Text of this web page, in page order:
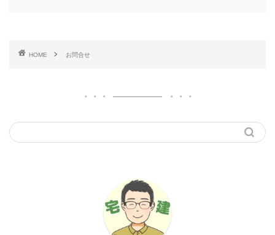
HOME お問合せ